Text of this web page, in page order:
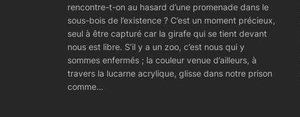
rencontre-t-on au hasard d’une promenade dans le
sous-bois de l’existence ? C’est un moment précieux,
seul à être capturé car la girafe qui se tient devant
nous est libre. S’il y a un zoo, c’est nous qui y
sommes enfermés ; la couleur venue d’ailleurs, à
travers la lucarne acrylique, glisse dans notre prison
comme…